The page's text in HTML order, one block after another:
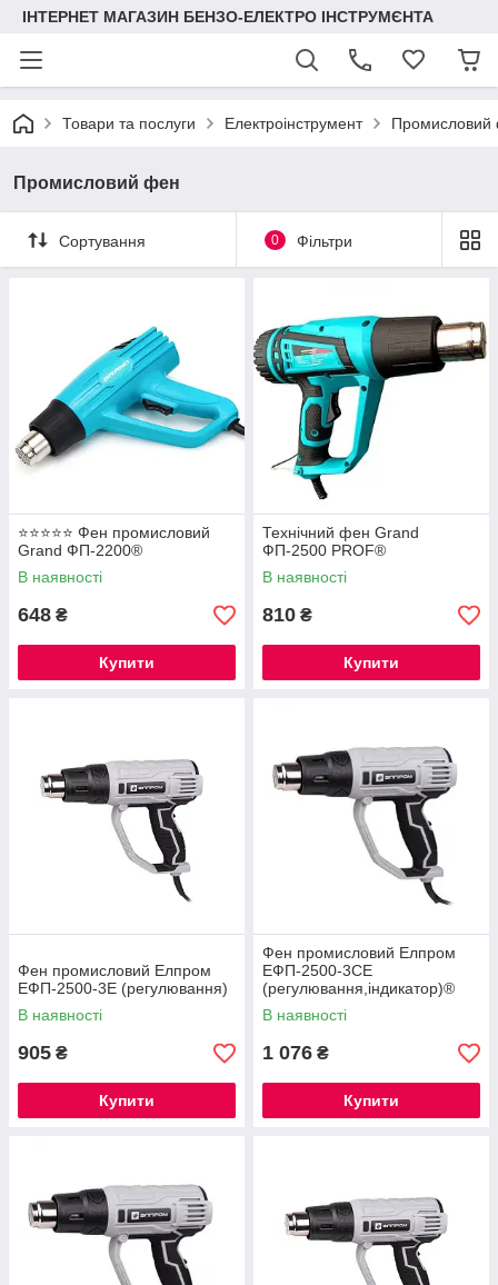
ІНТЕРНЕТ МАГАЗИН БЕНЗО-ЕЛЕКТРО ІНСТРУМЄНТА
Товари та послуги Електроінструмент Промисловий
Промисловий фен
Сортування 0 Фільтри
⭐⭐⭐⭐⭐ Фен промисловий
Grand ФП-2200®
В наявності
648 ₴
Купити
Технічний фен Grand
ФП-2500 PROF®
В наявності
810 ₴
Купити
Фен промисловий Елпром
ЕФП-2500-3Е (регулювання)
В наявності
905 ₴
Купити
Фен промисловий Елпром
ЕФП-2500-3СЕ
(регулювання,індикатор)®
В наявності
1 076 ₴
Купити